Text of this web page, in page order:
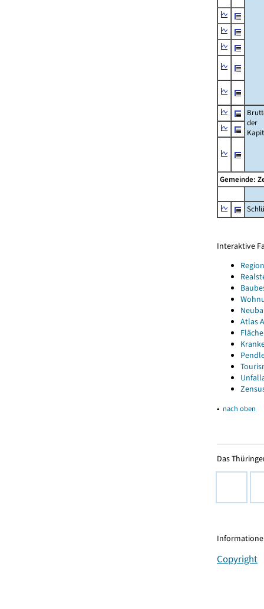
der
Gemeinde:
Interaktive
Atlas
▴ nach oben
Das
Copyright